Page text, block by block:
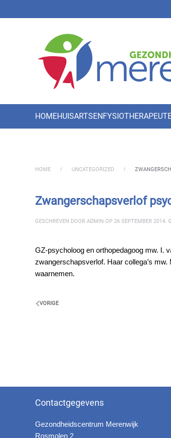
HOMEHUISARTSEN
HOME UNCATEGORIZED
Zwangerschapsverlof
GESCHREVEN DOOR ADMIN OP 26 SEPTEMBER 2014.
GZ-psycholoog en orthopedagoog mw. I.
zwangerschapsverlof. Haar collega’s
waarnemen.
VORIGE
Contactgegevens
Gezondheidscentrum Merenwijk
Rosmolen 2